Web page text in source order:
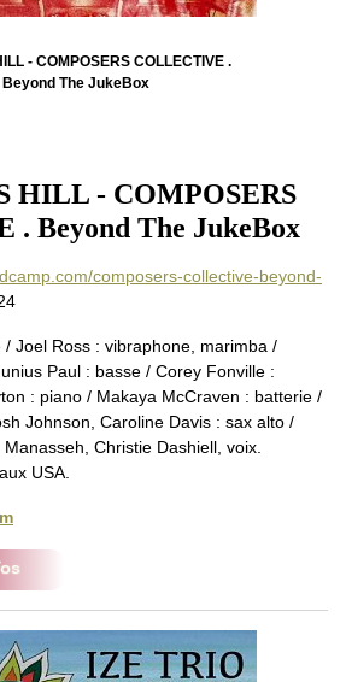
- COMPOSERS COLLECTIVE .
Beyond The JukeBox
HILL - COMPOSERS
. Beyond The JukeBox
composers-collective-beyond-
Joel Ross : vibraphone, marimba /
Paul : basse / Corey Fonville :
: piano / Makaya McCraven : batterie /
Johnson, Caroline Davis : sax alto /
Christie Dashiell, voix.
USA.